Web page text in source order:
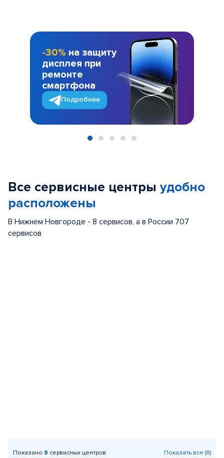
-30% на защиту
дисплея при
ремонте
смартфона
Подробнее
Все сервисные центры удобно
расположены
В Нижнем Новгороде - 8 сервисов, а в России 707
сервисов
Показано 8 сервисных центров Показать все (8)